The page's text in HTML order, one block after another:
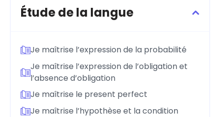
Étude de la langue
Je maîtrise l’expression de la probabilité
Je maîtrise l’expression de l’obligation et
l’absence d’obligation
Je maîtrise le present perfect
Je maîtrise l’hypothèse et la condition